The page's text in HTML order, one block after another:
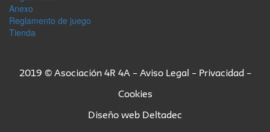
Anexo
Reglamento de juego
Tienda
2019 © Asociación 4R 4A – Aviso Legal – Privacidad–
Cookies
Diseño web Deltadec